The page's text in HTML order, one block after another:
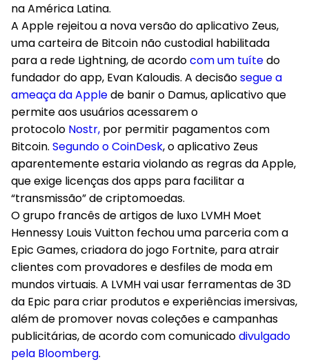
na América Latina.
A Apple rejeitou a nova versão do aplicativo Zeus,
uma carteira de Bitcoin não custodial habilitada
para a rede Lightning, de acordocom um tuítedo
fundador do app, Evan Kaloudis. A decisãosegue a
ameaça da Applede banir o Damus, aplicativo que
permite aos usuários acessarem o
protocolo Nostr, por permitir pagamentos com
Bitcoin. Segundo o CoinDesk, o aplicativo Zeus
aparentemente estaria violando as regras da Apple,
que exige licenças dos apps para facilitar a
“transmissão” de criptomoedas.
O grupo francês de artigos de luxo LVMH Moet
Hennessy Louis Vuitton fechou uma parceria com a
Epic Games, criadora do jogo Fortnite, para atrair
clientes com provadores e desfiles de moda em
mundos virtuais. A LVMH vai usar ferramentas de 3D
da Epic para criar produtos e experiências imersivas,
além de promover novas coleções e campanhas
publicitárias, de acordo com comunicadodivulgado
pela Bloomberg.